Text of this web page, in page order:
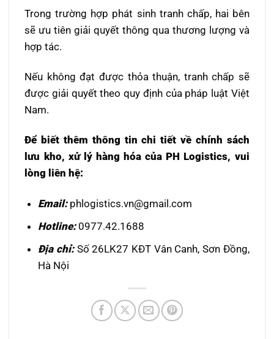
Trong trường hợp phát sinh tranh chấp, hai bên
sẽ ưu tiên giải quyết thông qua thương lượng và
hợp tác.
Nếu không đạt được thỏa thuận, tranh chấp sẽ
được giải quyết theo quy định của pháp luật Việt
Nam.
Để biết thêm thông tin chi tiết về chính sách
lưu kho, xử lý hàng hóa của PH Logistics, vui
lòng liên hệ:
Email:phlogistics.vn@gmail.com
Hotline:0977.42.1688
Địa chỉ: Số 26LK27 KĐT Vân Canh, Sơn Đồng,
Hà Nội